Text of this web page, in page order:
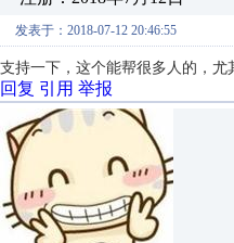
发表于：2018-07-12 20:46:55
支持一下，这个能帮很多人的，尤
回复 引用 举报